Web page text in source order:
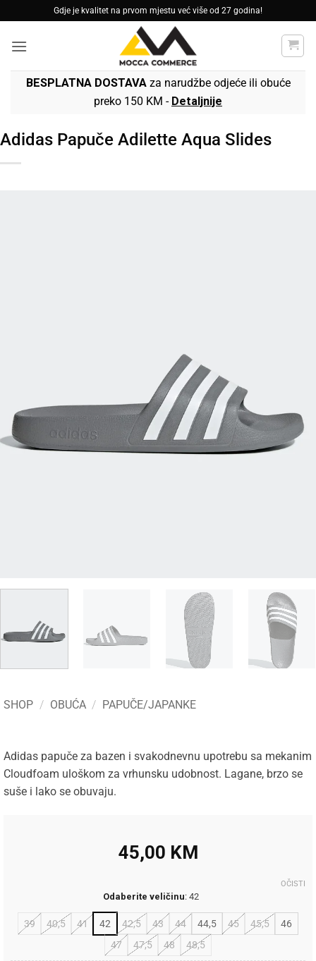
to
content
Gdje je kvalitet na prvom mjestu već više od 27 godina!
BESPLATNA DOSTAVAza narudžbe odjeće ili obuće
preko 150 KM - Detaljnije
Adidas Papuče Adilette Aqua Slides
SHOP / OBUĆA / PAPUČE/JAPANKE
Adidas papuče za bazen i svakodnevnu upotrebu sa mekanim
Cloudfoam uloškom za vrhunsku udobnost. Lagane, brzo se
suše i lako se obuvaju.
45,00 KM
Odaberite veličinu: 42
39 40,5 41 42 42,5 43 44 44,5 45 45,5
46
47
47,5 48 48,5
OČISTI